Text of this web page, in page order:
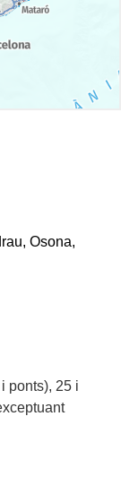
Osona,
ponts), 25 i